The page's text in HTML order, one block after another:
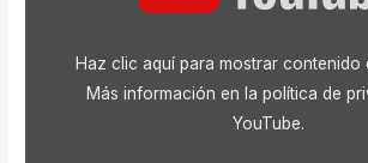
Haz clic aquí para mostrar contenido
Más información en la política de
YouTube.